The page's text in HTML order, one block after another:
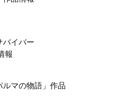
バイバー
報
ルマの物語」作品